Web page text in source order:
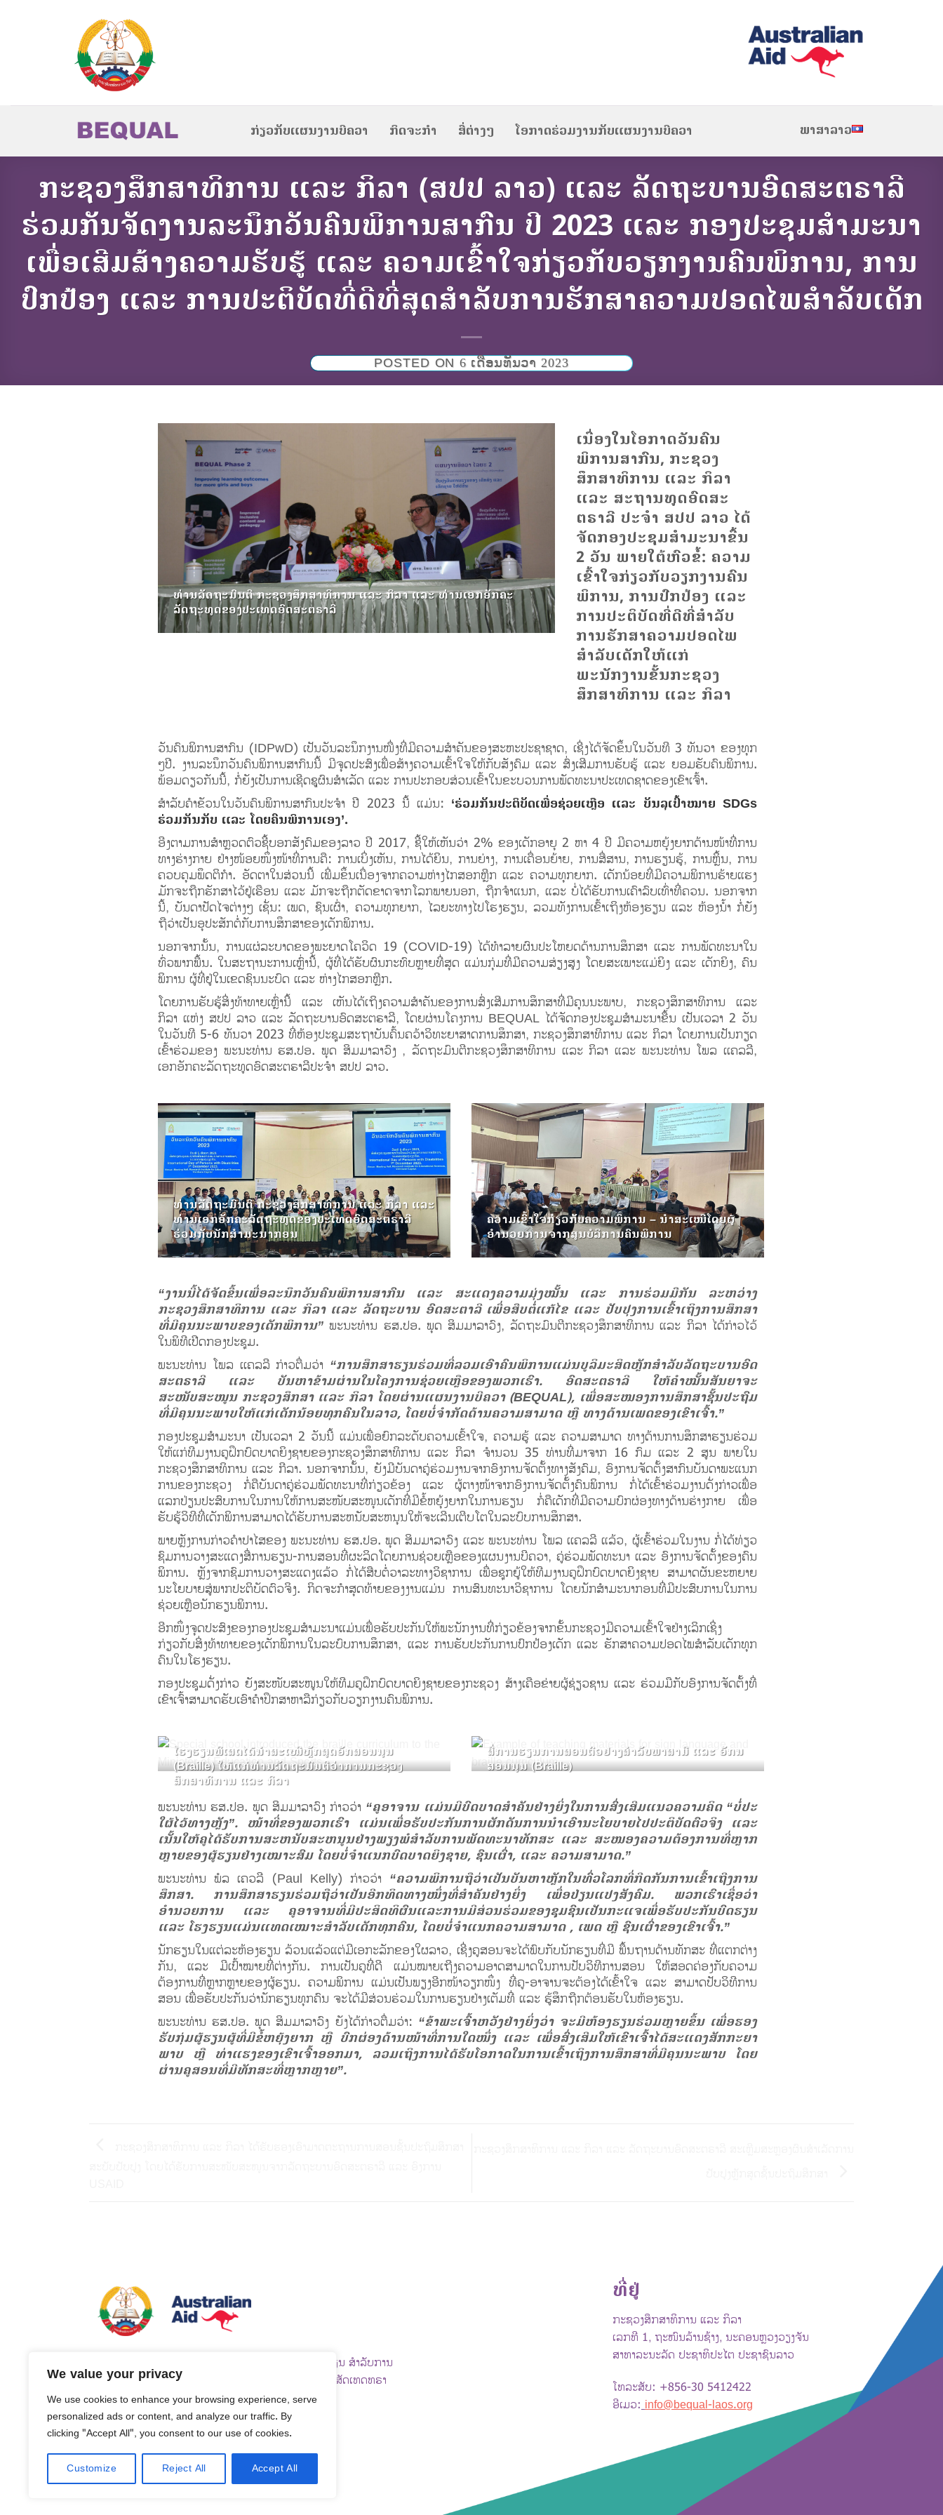
We value your privacy
We use cookies to enhance your browsing experience, serve
personalized ads or content, and analyze our traffic. By
clicking "Accept All", you consent to our use of cookies.
Customize Reject All Accept All
ກ່ຽວກັບແຜນງານບີຄວາ ກິດຈະກຳ ສື່ຕ່າງໆ ໂອກາດຮ່ວມງານກັບແຜນງານບີຄວາ ພາສາລາວ
ກະຊວງສຶກສາທິການ ແລະ ກິລາ (ສປປ ລາວ) ແລະ ລັດຖະບານອົດສະຕຣາລີ
ຮ່ວມກັນຈັດງານລະນຶກວັນຄົນພິການສາກົນ ປີ 2023 ແລະ ກອງປະຊຸມສໍາມະນາ
ເພື່ອເສີມສ້າງຄວາມຮັບຮູ້ ແລະ ຄວາມເຂົ້າໃຈກ່ຽວກັບວຽກງານຄົນພິການ, ການ
ປົກປ້ອງ ແລະ ການປະຕິບັດທີ່ດີທີ່ສຸດສຳລັບການຮັກສາຄວາມປອດໄພສຳລັບເດັກ
POSTED ON6 ເດືອນທັນວາ 2023
ທ່ານລັດຖະມົນຕີ ກະຊວງສຶກສາທິການ ແລະ ກິລາ ແລະ ທ່ານເອກອັກຄະ
ລັດຖະທູດຂອງປະເທດອົດສະຕຣາລີ
ເນື່ອງໃນໂອກາດວັນຄົນ
ພິການສາກົນ, ກະຊວງ
ສຶກສາທິການ ແລະ ກິລາ
ແລະ ສະຖານທູດອົດສະ
ຕຣາລີ ປະຈຳ ສປປ ລາວ ໄດ້
ຈັດກອງປະຊຸມສຳມະນາຂື້ນ
2 ວັນ ພາຍໃຕ້ຫົວຂໍ້: ຄວາມ
ເຂົ້າໃຈກ່ຽວກັບວຽກງານຄົນ
ພິການ, ການປົກປ້ອງ ແລະ
ການປະຕິບັດທີ່ດີທີ່ສຳລັບ
ການຮັກສາຄວາມປອດໄພ
ສຳລັບເດັກໃຫ້ແກ່
ພະນັກງານຂັ້ນກະຊວງ
ສຶກສາທິການ ແລະ ກິລາ
ວັນຄົນພິການສາກົນ (IDPwD) ເປັນວັນລະນຶກງານໜື່ງທີ່ມີຄວາມສໍາຄັນຂອງສະຫະປະຊາຊາດ, ເຊີ່ງໄດ້ຈັດຂຶ້ນໃນວັນທີ 3 ທັນວາ ຂອງທຸກ
ໆປີ. ງານລະນຶກວັນຄົນພິການສາກົນນີ້ ມີຈຸດປະສົງເພື່ອສ້າງຄວາມເຂົ້າໃຈໃຫ້ກັບສັງຄົມ ແລະ ສົ່ງເສີມການຮັບຮູ້ ແລະ ຍອມຮັບຄົນພິການ.
ພ້ອມດຽວກັນນີ້, ກໍ່ຍັງເປັນການເຊີດຊູຜົນສໍາເລັດ ແລະ ການປະກອບສ່ວນເຂົ້າໃນຂະບວນການພັດທະນາປະເທດຊາດຂອງເຂົາເຈົ້າ.
ສໍາລັບຄໍາຂັວນໃນວັນຄົນພິການສາກົນປະຈໍາ ປີ 2023 ນີ້ ແມ່ນ: ‘ຮ່ວມກັນປະຕິບັດເພື່ອຊ່ວຍເຫຼືອ ແລະ ບັນລຸເປົ້າໝາຍ SDGs
ຮ່ວມກັນກັບ ແລະ ໂດຍຄົນພິການເອງ’.
ອີງຕາມການສໍາຫຼວດຕົວຊີ້ບອກສັງຄົມຂອງລາວ ປີ 2017, ຊີ້ໃຫ້ເຫັນວ່າ 2% ຂອງເດັກອາຍຸ 2 ຫາ 4 ປີ ມີຄວາມຫຍຸ້ງຍາກດ້ານໜ້າທີ່ການ
ທາງຮ່າງກາຍ ຢ່າງໜ້ອຍໜຶ່ງໜ້າທີ່ການຄື: ການເບິ່ງເຫັນ, ການໄດ້ຍິນ, ການຍ່າງ, ການເຄື່ອນຍ້າຍ, ການສື່ສານ, ການຮຽນຮູ້, ການຫຼິ້ນ, ການ
ຄວບຄຸມພຶດຕິກໍາ. ອັດຕາໃນສ່ວນນີ້ ເພີ່ມຂຶ້ນເນື່ອງຈາກຄວາມຫ່າງໄກສອກຫຼີກ ແລະ ຄວາມທຸກຍາກ. ເດັກນ້ອຍທີ່ມີຄວາມພິການຮ້າຍແຮງ
ມັກຈະຖືກຮັກສາໄວ້ຢູ່ເຮືອນ ແລະ ມັກຈະຖືກຕັດຂາດຈາກໂລກພາຍນອກ, ຖືກຈໍາແນກ, ແລະ ບໍ່ໄດ້ຮັບການເຄົາລົບເທົ່າທີ່ຄວນ. ນອກຈາກ
ນີ້, ບັນດາປັດໄຈຕ່າງໆ ເຊັ່ນ: ເພດ, ຊົນເຜົ່າ, ຄວາມທຸກຍາກ, ໄລຍະທາງໄປໂຮງຮຽນ, ລວມທັງການເຂົ້າເຖິງຫ້ອງຮຽນ ແລະ ຫ້ອງນ້ຳ ກໍ່ຍັງ
ຖືວ່າເປັນອຸປະສັກຕໍ່ກັບການສຶກສາຂອງເດັກພິການ.
ນອກຈາກນັ້ນ, ການແຜ່ລະບາດຂອງພະຍາດໂຄວິດ 19 (COVID-19) ໄດ້ທຳລາຍຜົນປະໂຫຍດດ້ານການສຶກສາ ແລະ ການພັດທະນາໃນ
ທົ່ວພາກພື້ນ. ໃນສະຖານະການເຫຼົ່ານີ້, ຜູ້ທີ່ໄດ້ຮັບຜົນກະທົບຫຼາຍທີ່ສຸດ ແມ່ນກຸ່ມທີ່ມີຄວາມສ່ຽງສູງ ໂດຍສະເພາະແມ່ຍິງ ແລະ ເດັກຍິງ, ຄົນ
ພິການ ຜູ້ທີ່ຢູ່ໃນເຂດຊົນນະບົດ ແລະ ຫ່າງໄກສອກຫຼີກ.
ໂດຍການຮັບຮູ້ສິ່ງທ້າທາຍເຫຼົ່ານີ້ ແລະ ເຫັນໄດ້ເຖິງຄວາມສຳຄັນຂອງການສົ່ງເສີມການສຶກສາທີ່ມີຄຸນນະພາບ, ກະຊວງສຶກສາທິການ ແລະ
ກິລາ ແຫ່ງ ສປປ ລາວ ແລະ ລັດຖະບານອົດສະຕຣາລີ, ໂດຍຜ່ານໂຄງການ BEQUAL ໄດ້ຈັດກອງປະຊຸມສໍາມະນາຂື້ນ ເປັນເວລາ 2 ວັນ
ໃນວັນທີ 5-6 ທັນວາ 2023 ທີ່ຫ້ອງປະຊຸມສະຖາບັນຄົ້ນຄວ້າວິທະຍາສາດການສຶກສາ, ກະຊວງສຶກສາທິການ ແລະ ກິລາ ໂດຍການເປັນກຽດ
ເຂົ້າຮ່ວມຂອງ ພະນະທ່ານ ຮສ.ປອ. ພຸດ ສິມມາລາວົງ , ລັດຖະມົນຕີກະຊວງສຶກສາທິການ ແລະ ກິລາ ແລະ ພະນະທ່ານ ໂພລ ເເຄລລີ,
ເອກອັກຄະລັດຖະທູດອົດສະຕຣາລີປະຈຳ ສປປ ລາວ.
ທ່ານລັດຖະມົນຕີ ກະຊວງສຶກສາທິການ ແລະ ກິລາ ແລະ
ທ່ານເອກອັກຄະລັດຖະທູດຂອງປະເທດອົດສະຕຣາລີ
ຮ່ວມກັບນັກສຳມະນາກອນ
ຄວາມເຂົ້າໃຈກ່ຽວກັບຄວາມພິການ – ນຳສະເໜີໂດຍຜູ້
ອໍານວຍການຈາກສູນບໍລິການຄົນພິການ
“ງານນີ້ໄດ້ຈັດຂື້ນເພື່ອລະນຶກວັນຄົນພິການສາກົນ ແລະ ສະແດງຄວາມມຸ່ງໝັ້ນ ແລະ ການຮ່ວມມືກັນ ລະຫວ່າງ
ກະຊວງສຶກສາທິການ ແລະ ກິລາ ແລະ ລັດຖະບານ ອົດສະຕາລີ ເພື່ອສືບຕໍ່ແກ້ໄຂ ແລະ ປັບປຸງການເຂົ້າເຖິງການສຶກສາ
ທີ່ມີຄຸນນະພາບຂອງເດັກພິການ”ພະນະທ່ານ ຮສ.ປອ. ພຸດ ສິມມາລາວົງ, ລັດຖະມົນຕີກະຊວງສຶກສາທິການ ແລະ ກິລາ ໄດ້ກ່າວໄວ້
ໃນພິທີເປີດກອງປະຊຸມ.
ພະນະທ່ານ ໂພລ ເເຄລລີ ກ່າວຕື່ມວ່າ “ການສຶກສາຮຽນຮ່ວມທີ່ລວມເອົາຄົນພິການແມ່ນບູລິມະສິດຫຼັກສໍາລັບລັດຖະບານອົດ
ສະຕຣາລີ ແລະ ບັນຫາຂ້າມຜ່ານໃນໂຄງການຊ່ວຍເຫຼືອຂອງພວກເຮົາ. ອົດສະຕຣາລີ ໃຫ້ຄຳໝັ້ນສັນຍາຈະ
ສະໜັບສະໜູນ ກະຊວງສຶກສາ ແລະ ກິລາ ໂດຍຜ່ານແຜນງານບີຄວາ (BEQUAL), ເພື່ອສະໜອງການສຶກສາຊັ້ນປະຖົມ
ທີ່ມີຄຸນນະພາບໃຫ້ແກ່ເດັກນ້ອຍທຸກຄົນໃນລາວ, ໂດຍບໍ່ຈຳກັດດ້ານຄວາມສາມາດ ຫຼື ທາງດ້ານເພດຂອງເຂົາເຈົ້າ.”
ກອງປະຊຸມສໍາມະນາ ເປັນເວລາ 2 ວັນນີ້ ແມ່ນເພື່ອຍົກລະດັບຄວາມເຂົ້າໃຈ, ຄວາມຮູ້ ແລະ ຄວາມສາມາດ ທາງດ້ານການສຶກສາຮຽນຮ່ວມ
ໃຫ້ແກ່ທີມງານຄູຝຶກບົດບາດຍິງຊາຍຂອງກະຊວງສຶກສາທິການ ແລະ ກິລາ ຈຳນວນ 35 ທ່ານທີ່ມາຈາກ 16 ກົມ ແລະ 2 ສູນ ພາຍໃນ
ກະຊວງສຶກສາທິການ ແລະ ກີລາ. ນອກຈາກນັ້ນ, ຍັງມີບັນດາຄູ່ຮ່ວມງານຈາກອົງການຈັດຕັ້ງທາງສັງຄົມ, ອົງການຈັດຕັ້ງສາກົນບັນດາພະແນກ
ການຂອງກະຊວງ ກໍ່ຄືບັນດາຄູ່ຮ່ວມພັດທະນາທີ່ກ່ຽວຂ້ອງ ແລະ ຜູ້ຕາງໜ້າຈາກອົງການຈັດຕັ້ງຄົນພິການ ກໍ່ໄດ້ເຂົ້າຮ່ວມງານດັ່ງກ່າວເພື່ອ
ແລກປ່ຽນປະສົບການໃນການໃຫ້ການສະໜັບສະໜຸນເດັກທີ່ມີຂໍ້ຫຍຸ້ງຍາກໃນການຮຽນ ກໍ່ຄືເດັກທີ່ມີຄວາມບົກຜ່ອງທາງດ້ານຮ່າງກາຍ ເພື່ອ
ຮັບຮູ້ວິທີທີ່ເດັກພິການສາມາດໄດ້ຮັບການສະຫນັບສະຫນຸນໃຫ້ຈະເລີນເຕີບໂຕໃນລະບົບການສຶກສາ.
ພາຍຫຼັງການກ່າວຄໍາປາໄສຂອງ ພະນະທ່ານ ຮສ.ປອ. ພຸດ ສິມມາລາວົງ ແລະ ພະນະທ່ານ ໂພລ ເເຄລລີ ແລ້ວ, ຜູ້ເຂົ້າຮ່ວມໃນງານ ກໍ່ໄດ້ທ່ຽວ
ຊົມການວາງສະແດງສື່ການຮຽນ-ການສອນທີ່ຜະລິດໂດຍການຊ່ວຍເຫຼືອຂອງແຜນງານບີຄວາ, ຄູ່ຮ່ວມພັດທະນາ ແລະ ອົງການຈັດຕັ້ງຂອງຄົນ
ພິການ. ຫຼັງຈາກຊົມການວາງສະແດງແລ້ວ ກໍ່ໄດ້ສືບຕໍ່ວາລະທາງວິຊາການ ເພື່ອຊຸກຍູ້ໃຫ້ທີມງານຄູຝຶກບົດບາດຍິງຊາຍ ສາມາດຜັນຂະຫຍາຍ
ນະໂຍບາຍສູ່ພາກປະຕິບັດຕົວຈິງ. ກິດຈະກຳສຸດທ້າຍຂອງງານແມ່ນ ການສົນທະນາວິຊາການ ໂດຍນັກສຳມະນາກອນທີ່ມີປະສົບການໃນການ
ຊ່ວຍເຫຼືອນັກຮຽນພິການ.
ອີກໜຶ່ງຈຸດປະສົງຂອງກອງປະຊຸມສໍາມະນາແມ່ນເພື່ອຮັບປະກັນໃຫ້ພະນັກງານທີ່ກ່ຽວຂ້ອງຈາກຂັ້ນກະຊວງມີຄວາມເຂົ້າໃຈຢ່າງເລິກເຊິ່ງ
ກ່ຽວກັບສິ່ງທ້າທາຍຂອງເດັກພິການໃນລະບົບການສຶກສາ, ແລະ ການຮັບປະກັນການປົກປ້ອງເດັກ ແລະ ຮັກສາຄວາມປອດໄພສຳລັບເດັກທຸກ
ຄົນໃນໂຮງຮຽນ.
ກອງປະຊຸມດັ່ງກ່າວ ຍັງສະໜັບສະໜູນໃຫ້ທີມຄູຝຶກບົດບາດຍິງຊາຍຂອງກະຊວງ ສ້າງເຄືອຂ່າຍຜູ້ຊ່ຽວຊານ ແລະ ຮ່ວມມືກັບອົງການຈັດຕັ້ງທີ່
ເຂົາເຈົ້າສາມາດຮັບເອົາຄຳປຶກສາຫາລືກ່ຽວກັບວຽກງານຄົນພິການ.
ໂຮງຮຽນພິເສດໄດ້ນຳສະເໜີຫຼັກສູດອັກສອນນູນ
(Braille) ໃຫ້ແກ່ທ່ານລັດຖະມົນຕີວ່າການກະຊວງ
ສຶກສາທິການ ແລະ ກິລາ
ສື່ການຮຽນການສອນຕົວຢ່າງສຳລັບພາສາມື ແລະ ອັກນ
ສອນນູນ (Braille)
ພະນະທ່ານ ຮສ.ປອ. ພຸດ ສິມມາລາວົງ ກ່າວວ່າ “ຄູອາຈານ ແມ່ນມີບົດບາດສຳຄັນຢ່າງຍິ່ງໃນການສົ່ງເສີມແນວຄວາມຄິດ “ບໍ່ປະ
ໃຜ້ໄວ້ທາງຫຼັງ”. ໜ້າທີ່ຂອງພວກເຮົາ ແມ່ນເພື່ອຮັບປະກັນການຜັກດັນການນໍາເອົານະໂຍບາຍໄປປະຕິບັດຕົວຈິງ ແລະ
ເນັ້ນໃຫ້ຄູໄດ້ຮັບການສະຫນັບສະຫນູນຢ່າງພຽງພໍສໍາລັບການພັດທະນາທັກສະ ແລະ ສະໜອງຄວາມຕ້ອງການທີ່ຫຼາກ
ຫຼາຍຂອງຜູ້ຮຽນຢ່າງເໝາະສົມ ໂດຍບໍ່ຈຳແນກບົດບາດຍິງຊາຍ, ຊົນເຜົ່າ, ແລະ ຄວາມສາມາດ.”
ພະນະທ່ານ ພໍລ ເຄວລີ (Paul Kelly) ກ່າວວ່າ “ຄວາມພິການຖືວ່າເປັນບັນຫາຫຼັກໃນທົ່ວໂລກທີ່ກີດກັນການເຂົ້າເຖີງການ
ສຶກສາ. ການສຶກສາຮຽນຮ່ວມຖືວ່າເປັນອີກທິດທາງໜຶ່ງທີ່ສຳຄັນຢ່າງຍິ່ງ ເພື່ອປ່ຽນແປງສັງຄົມ. ພວກເຮົາເຊື່ອວ່າ
ອຳນວຍການ ແລະ ຄູອາຈານທີ່ມີປະສິດທິຜົນແລະການມີສ່ວນຮ່ວມຂອງຊຸມຊົນເປັນກະແຈເພື່ອຮັບປະກັນບົດຮຽນ
ແລະ ໂຮງຮຽນແມ່ນແທດເໝາະສໍາລັບເດັກທຸກຄົນ, ໂດຍບໍ່ຈຳແນກຄວາມສາມາດ , ເພດ ຫຼື ຊົນເຜົ່າຂອງເຂົາເຈົ້າ.”
ນັກຮຽນໃນແຕ່ລະຫ້ອງຮຽນ ລ້ວນແລ້ວແຕ່ມີເອກະລັກຂອງໃຜລາວ, ເຊີ່ງຄູສອນຈະໄດ້ພົບກັບນັກຮຽນທີ່ມີ ພື້ນຖານດ້ານທັກສະ ທີ່ແຕກຕ່າງ
ກັນ, ແລະ ມີເປົ້າໝາຍທີ່ຕ່າງກັນ. ການເປັນຄູທີ່ດີ ແມ່ນໝາຍເຖີງຄວາມອາດສາມາດໃນການປັບວິທີການສອນ ໃຫ້ສອດຄ່ອງກັບຄວາມ
ຕ້ອງການທີ່ຫຼາກຫຼາຍຂອງຜູ້ຮຽນ. ຄວາມພິການ ແມ່ນເປັນພຽງອີກໜ້າວຽກໜຶ່ງ ທີ່ຄູ-ອາຈານຈະຕ້ອງໄດ້ເຂົ້າໃຈ ແລະ ສາມາດປັບວິທີການ
ສອນ ເພື່ອຮັບປະກັນວ່ານັກຮຽນທຸກຄົນ ຈະໄດ້ມີສ່ວນຮ່ວມໃນການຮຽນຢ່າງເຕັມທີ່ ແລະ ຮູ້ສຶກຖືກຕ້ອນຮັບໃນຫ້ອງຮຽນ.
ພະນະທ່ານ ຮສ.ປອ. ພຸດ ສິມມາລາວົງ ຍັງໄດ້ກ່າວຕື່ມວ່າ: “ຂ້າພະເຈົ້າຫວັງຢ່າງຍິ່ງວ່າ ຈະມີຫ້ອງຮຽນຮ່ວມຫຼາຍຂຶ້ນ ເພື່ອຮອງ
ຮັບກຸ່ມຜູ້ຮຽນຜູ້ທີ່ມີຂໍ້ຫຍຸ້ງຍາກ ຫຼື ບົກຜ່ອງດ້ານໜ້າທີ່ການໃດໜຶ່ງ ແລະ ເພື່ອສົ່ງເສີມໃຫ້ເຂົາເຈົ້າໄດ້ສະແດງສັກກະຍາ
ພາບ ຫຼື ທ່າແຮງຂອງເຂົາເຈົ້າອອກມາ, ລວມເຖິງການໄດ້ຮັບໂອກາດໃນການເຂົ້າເຖິງການສຶກສາທີ່ມີຄຸນນະພາບ ໂດຍ
ຜ່ານຄູສອນທີ່ມີທັກສະທີ່ຫຼາກຫຼາຍ”.
ແຜນງານການປັບປຸງຄຸນນະພາບ ແລະ ຂະຫຍາຍໂອກາດເຂົ້າຮຽນ ສຳລັບການ
ສຶກສາຂັ້ນພື້ນຖານ ໃນ ສປປ ລາວ (ບີຄວາ) ຄຸ້ມຄອງໂດຍ ບໍລິສັດເທດທຣາ
ເທັກ ຕາງໜ້າໃຫ້ລັດຖະບານອົດສະຕຣາລີ
ທີ່ຢູ່
ກະຊວງສຶກສາທິການ ແລະ ກິລາ
ເລກທີ 1, ຖະໜົນລ້ານຊ້າງ, ນະຄອນຫຼວງວຽງຈັນ
ສາທາລະນະລັດ ປະຊາທິປະໄຕ ປະຊາຊົນລາວ
ໂທລະສັບ: +856-30 5412422
ອີເມວ: info@bequal-laos.org